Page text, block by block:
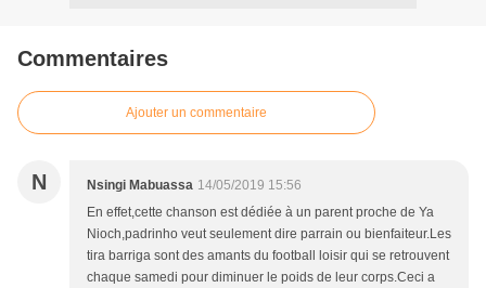
Commentaires
Ajouter un commentaire
N Nsingi Mabuassa 14/05/2019 15:56
En effet,cette chanson est dédiée à un parent proche de Ya
Nioch,padrinho veut seulement dire parrain ou bienfaiteur.Les
tira barriga sont des amants du football loisir qui se retrouvent
chaque samedi pour diminuer le poids de leur corps.Ceci a